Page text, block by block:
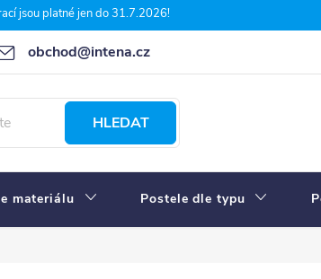
jsou platné jen do 31.7.2026!
obchod@intena.cz
proč nakupit u Intena nábytek
HLEDAT
materiálu Postele dle typu